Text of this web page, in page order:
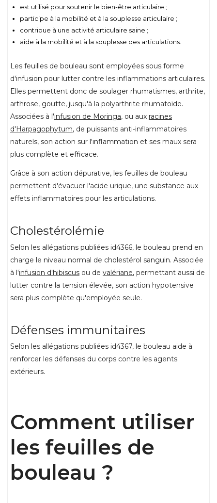
est utilisé pour soutenir le bien-être articulaire ;
participe à la mobilité et à la souplesse articulaire ;
contribue à une activité articulaire saine ;
aide à la mobilité et à la souplesse des articulations.
Les feuilles de bouleau sont employées sous forme
d'infusion pour lutter contre les inflammations articulaires.
Elles permettent donc de soulager rhumatismes, arthrite,
arthrose, goutte, jusqu'à la polyarthrite rhumatoïde.
Associées à l'infusion de Moringa, ou aux racines
d'Harpagophytum, de puissants anti-inflammatoires
naturels, son action sur l'inflammation et ses maux sera
plus complète et efficace.
Grâce à son action dépurative, les feuilles de bouleau
permettent d'évacuer l'acide urique, une substance aux
effets inflammatoires pour les articulations.
Cholestérolémie
Selon les allégations publiées id4366, le bouleau prend en
charge le niveau normal de cholestérol sanguin. Associée
à l'infusion d'hibiscus ou de valériane, permettant aussi de
lutter contre la tension élevée, son action hypotensive
sera plus complète qu'employée seule.
Défenses immunitaires
Selon les allégations publiées id4367, le bouleau aide à
renforcer les défenses du corps contre les agents
extérieurs.
Comment utiliser
les feuilles de
bouleau ?